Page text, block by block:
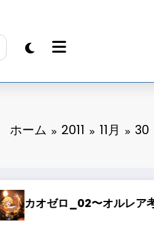
ホーム 2011 11月 30
〜 カオゼロ_01〜ど